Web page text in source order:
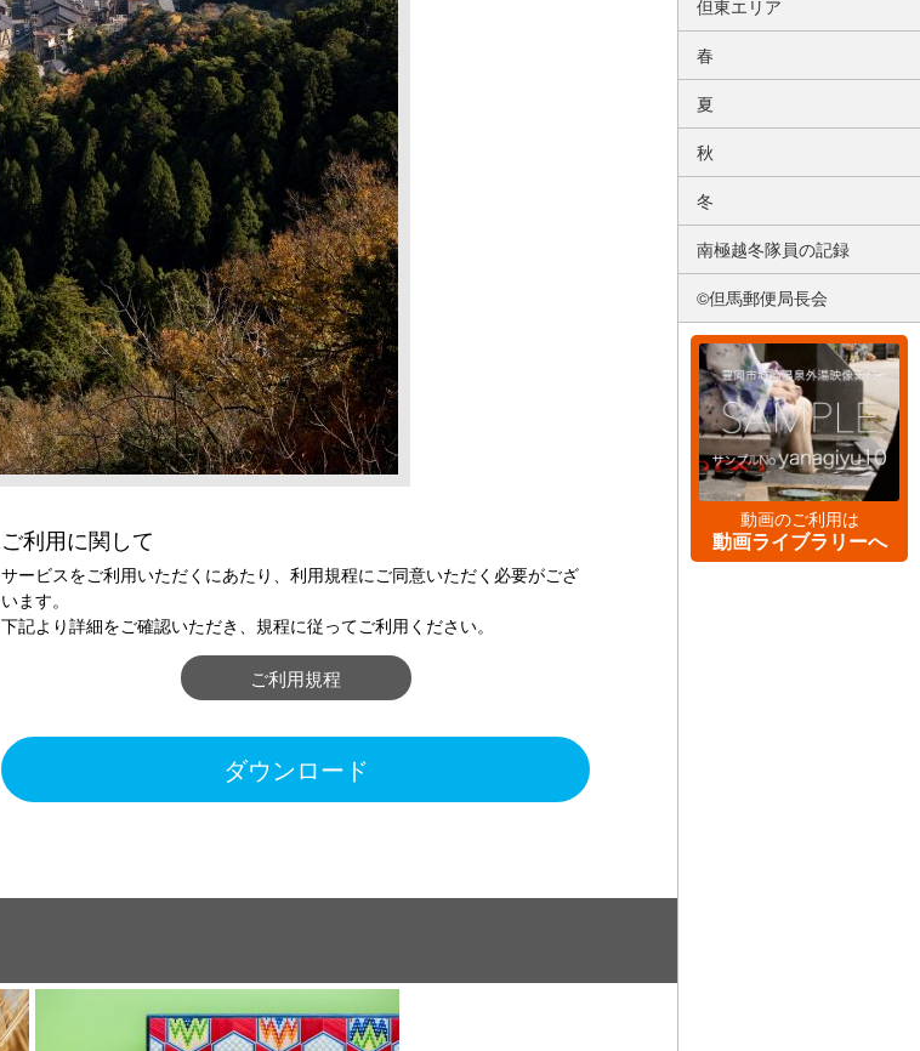
ご利用に関して
サービスをご利用いただくにあたり、利用規程にご同意いただく必要がござ
います。
下記より詳細をご確認いただき、規程に従ってご利用ください。
ご利用規程
ダウンロード
但東エリア
春
夏
秋
冬
南極越冬隊員の記録
©但馬郵便局長会
動画のご利用は
動画ライブラリーへ